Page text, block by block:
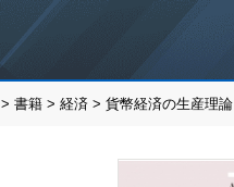
> 書籍 > 経済 > 貨幣経済の生産理論